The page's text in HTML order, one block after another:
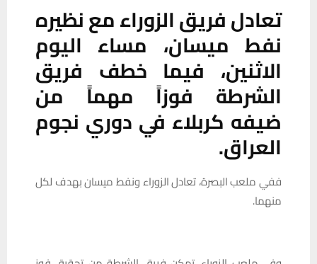
تعادل فريق الزوراء مع نظيره
نفط ميسان، مساء اليوم
الاثنين، فيما خطف فريق
الشرطة فوزاً مهماً من
ضيفه كربلاء في دوري نجوم
العراق.
ففي ملعب البصرة، تعادل الزوراء ونفط ميسان بهدف لكل
منهما.